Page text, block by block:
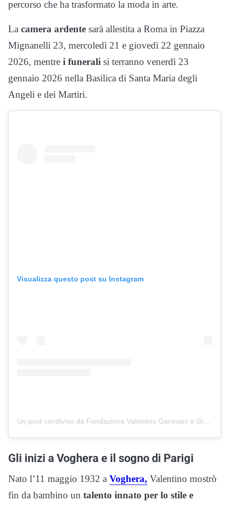
percorso che ha trasformato la moda in arte.
La camera ardente sarà allestita a Roma in Piazza
Mignanelli 23, mercoledì 21 e giovedì 22 gennaio
2026, mentre i funerali si terranno venerdì 23
gennaio 2026 nella Basilica di Santa Maria degli
Angeli e dei Martiri.
Visualizza questo post su Instagram
Un post condiviso da Fondazione Valentino Garavani e Giancarlo Giammetti (@fondazionevggg)
Gli inizi a Voghera e il sogno di Parigi
Nato l’11 maggio 1932 a Voghera, Valentino mostrò
fin da bambino un talento innato per lo stile e